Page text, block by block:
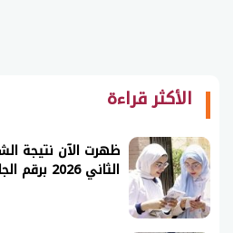
الأكثر قراءة
ظهرت الآن نتيجة
الثاني 2026 برقم الجلوس